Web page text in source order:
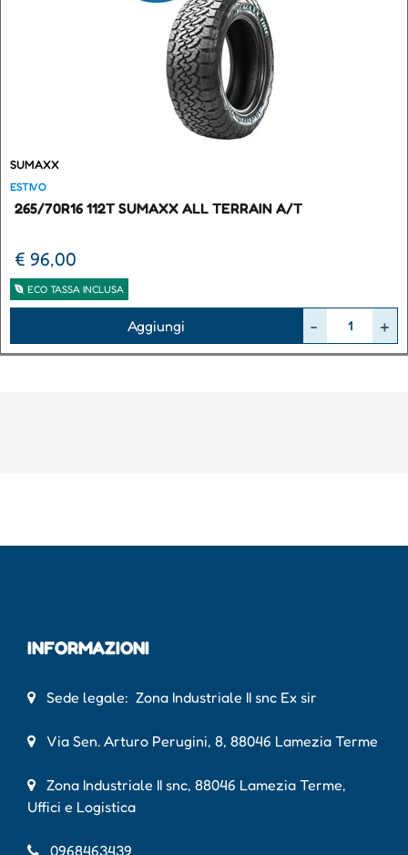
SUMAXX
ESTIVO
265/70R16 112T SUMAXX ALL TERRAIN A/T
€ 96,00
ECO TASSA INCLUSA
Aggiungi
INFORMAZIONI
Sede legale: Zona Industriale II snc Ex sir
Via Sen. Arturo Perugini, 8, 88046 Lamezia Terme
Zona Industriale II snc, 88046 Lamezia Terme,
Uffici e Logistica
0968463439